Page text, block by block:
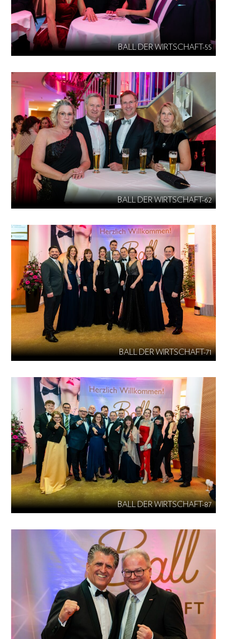
BALL DER WIRTSCHAFT-55
BALL DER WIRTSCHAFT-62
BALL DER WIRTSCHAFT-71
BALL DER WIRTSCHAFT-87